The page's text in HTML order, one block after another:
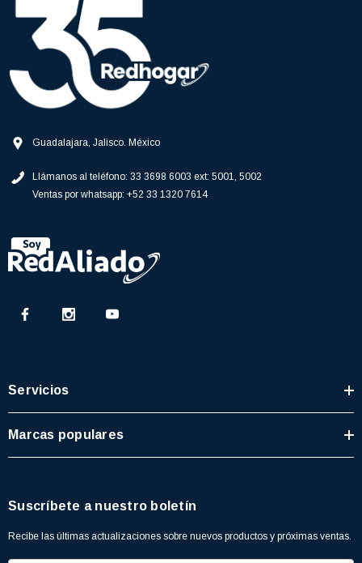
Guadalajara, Jalisco. México
Llámanos al teléfono: 33 3698 6003 ext: 5001, 5002
Ventas por whatsapp: +52 33 1320 7614
Servicios
Marcas populares
Suscríbete a nuestro boletín
Recibe las últimas actualizaciones sobre nuevos productos y próximas ventas.